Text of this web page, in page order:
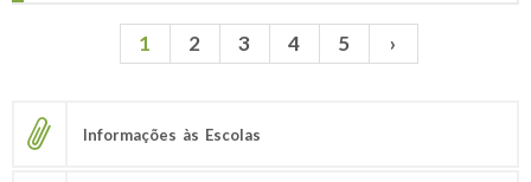
1 2 3 4 5 ›
Informações às Escolas